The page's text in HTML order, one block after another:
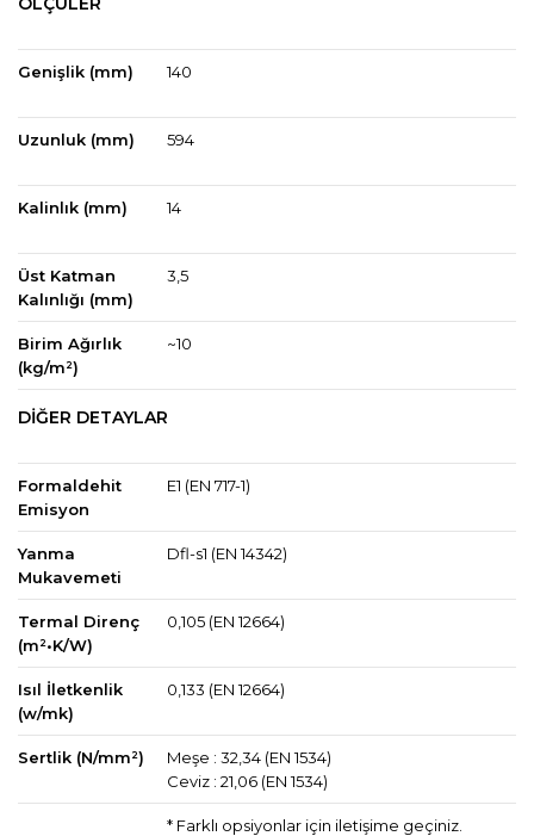
Genişlik (mm) 140
Uzunluk (mm) 594
Kalinlık (mm) 14
Üst Katman
Kalınlığı (mm)
3,5
Birim Ağırlık
(kg/m²)
~10
DİĞER DETAYLAR
Formaldehit
Emisyon
E1 (EN 717-1)
Yanma
Mukavemeti
Dfl-s1 (EN 14342)
Termal Direnç
(m²•K/W)
0,105 (EN 12664)
Isıl İletkenlik
(w/mk)
0,133 (EN 12664)
Sertlik (N/mm²)
Meşe : 32,34 (EN 1534)
Ceviz : 21,06 (EN 1534)
* Farklı opsiyonlar için iletişime geçiniz.